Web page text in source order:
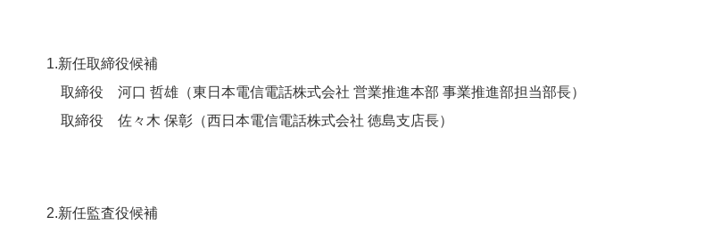
1.新任取締役候補
取締役 河口 哲雄（東日本電信電話株式会社 営業推進本部 事業推進部担当部長）
取締役 佐々木 保彰（西日本電信電話株式会社 徳島支店長）
2.新任監査役候補